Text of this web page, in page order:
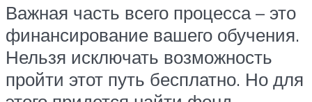
Важная часть всего процесса – это
финансирование вашего обучения.
Нельзя исключать возможность
пройти этот путь бесплатно. Но для